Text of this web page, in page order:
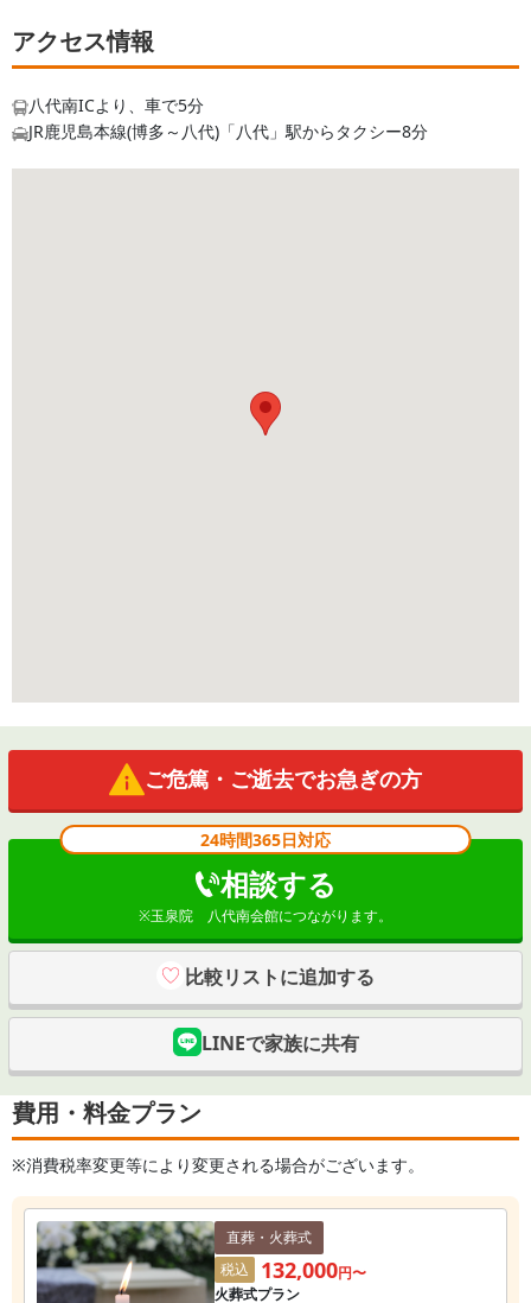
アクセス情報
八代南ICより、車で5分
JR鹿児島本線(博多～八代)「八代」駅からタクシー8分
ご危篤・ご逝去でお急ぎの方
24時間365日対応
相談する
※玉泉院 八代南会館につながります。
比較リストに追加する
LINEで家族に共有
費用・料金プラン
※消費税率変更等により変更される場合がございます。
直葬・火葬式
税込
132,000円〜
火葬式プラン